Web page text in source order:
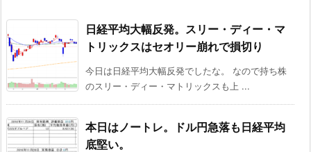
日経平均大幅反発。スリー・ディー・マ
トリックスはセオリー崩れで損切り
今日は日経平均大幅反発でしたな。 なので持ち株
のスリー・ディー・マトリックスも上 ...
本日はノートレ。ドル円急落も日経平均
底堅い。